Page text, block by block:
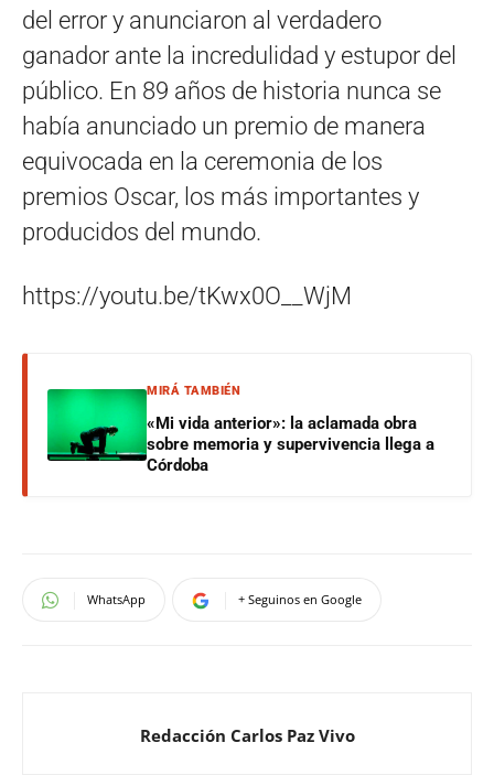
del error y anunciaron al verdadero
ganador ante la incredulidad y estupor del
público. En 89 años de historia nunca se
había anunciado un premio de manera
equivocada en la ceremonia de los
premios Oscar, los más importantes y
producidos del mundo.
https://youtu.be/tKwx0O__WjM
MIRÁ TAMBIÉN
«Mi vida anterior»: la aclamada obra
sobre memoria y supervivencia llega a
Córdoba
WhatsApp + Seguinos en Google
Redacción Carlos Paz Vivo